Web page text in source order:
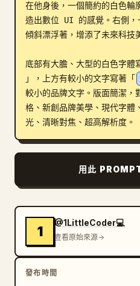
在他身後，一個簡約的白色輪
造出數位 UI 的感覺。右側，
傾斜漂浮著，增添了未來科技
底部有大膽、大型的白色字體
」，上方有較小的文字寫著「
較小的品牌文字。版面簡潔，
格、新創品牌美學、現代字體
光、清晰對焦、超高解析度。
用此
1
@1LittleCoder💻
查看原始來源
發布時間